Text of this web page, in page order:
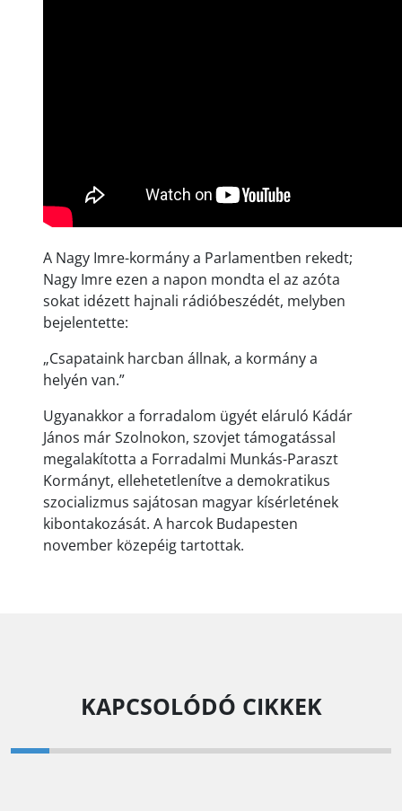
A Nagy Imre-kormány a Parlamentben rekedt;
Nagy Imre ezen a napon mondta el az azóta
sokat idézett hajnali rádióbeszédét, melyben
bejelentette:
„Csapataink harcban állnak, a kormány a
helyén van.”
Ugyanakkor a forradalom ügyét eláruló Kádár
János már Szolnokon, szovjet támogatással
megalakította a Forradalmi Munkás-Paraszt
Kormányt, ellehetetlenítve a demokratikus
szocializmus sajátosan magyar kísérletének
kibontakozását. A harcok Budapesten
november közepéig tartottak.
KAPCSOLÓDÓ CIKKEK